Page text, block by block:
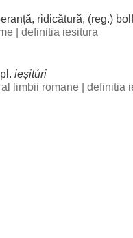
, ridicătură, (reg.)
definitia iesitura
pl. ieșitúri
limbii romane
definitia